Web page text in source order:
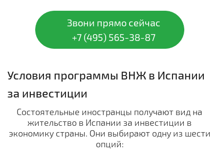
Звони прямо сейчас
+7 (495) 565-38-87
Условия программы ВНЖ в Испании
за инвестиции
Состоятельные иностранцы получают вид на
жительство в Испании за инвестиции в
экономику страны. Они выбирают одну из шести
опций: